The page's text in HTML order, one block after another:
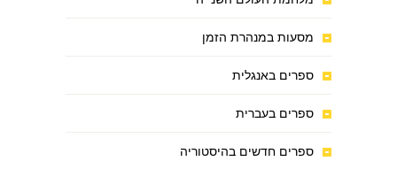
מסעות במנהרת הזמן
ספרים באנגלית
ספרים בעברית
ספרים חדשים בהיסטוריה